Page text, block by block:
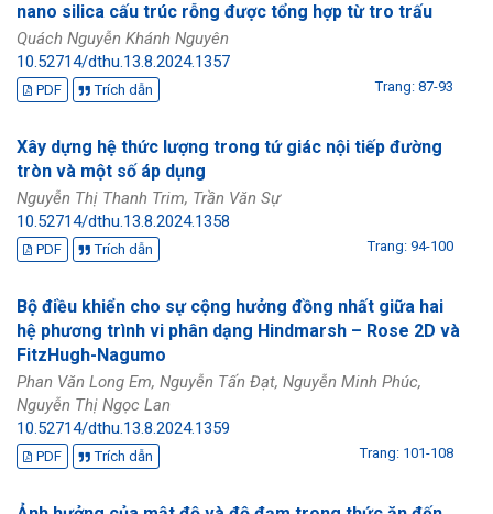
nano silica cấu trúc rỗng được tổng hợp từ tro trấu
Quách Nguyễn Khánh Nguyên
10.52714/dthu.13.8.2024.1357
PDF Trích dẫn Trang: 87-93
Xây dựng hệ thức lượng trong tứ giác nội tiếp đường
tròn và một số áp dụng
Nguyễn Thị Thanh Trim, Trần Văn Sự
10.52714/dthu.13.8.2024.1358
PDF Trích dẫn Trang: 94-100
Bộ điều khiển cho sự cộng hưởng đồng nhất giữa hai
hệ phương trình vi phân dạng Hindmarsh – Rose 2D và
FitzHugh-Nagumo
Phan Văn Long Em, Nguyễn Tấn Đạt, Nguyễn Minh Phúc,
Nguyễn Thị Ngọc Lan
10.52714/dthu.13.8.2024.1359
PDF Trích dẫn Trang: 101-108